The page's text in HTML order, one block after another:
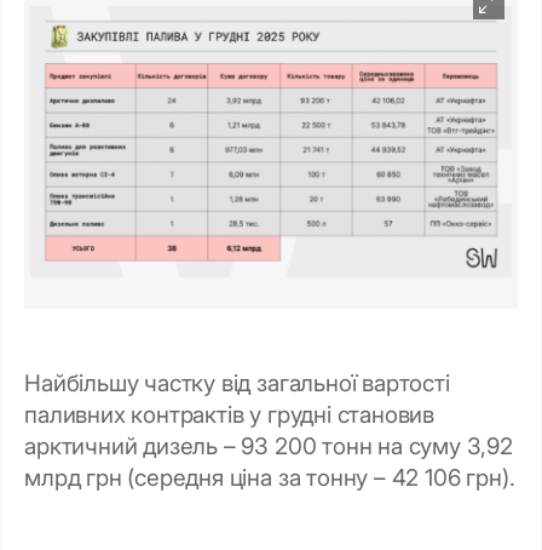
Найбільшу частку від загальної вартості
паливних контрактів у грудні становив
арктичний дизель – 93 200 тонн на суму 3,92
млрд грн (середня ціна за тонну – 42 106 грн).